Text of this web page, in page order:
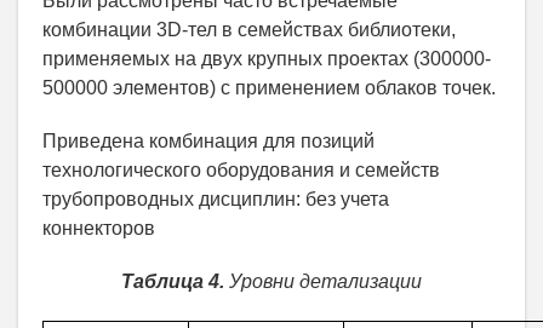
комбинации 3D-тел в семействах библиотеки,
применяемых на двух крупных проектах (300000-
500000 элементов) с применением облаков точек.
Приведена комбинация для позиций
технологического оборудования и семейств
трубопроводных дисциплин: без учета
коннекторов
Таблица 4. Уровни детализации